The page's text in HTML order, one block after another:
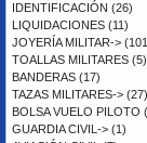
IDENTIFICACIÓN (26)
LIQUIDACIONES (11)
JOYERÍA MILITAR->
TOALLAS MILITARES (5)
BANDERAS (17)
TAZAS MILITARES-> (27)
BOLSA VUELO PILOTO
GUARDIA CIVIL-> (1)